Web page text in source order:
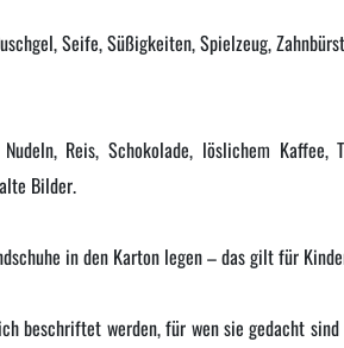
Seife, Süßigkeiten, Spielzeug,
Reis, Schokolade, löslichem
Bilder.
in den Karton legen – das gilt für
beschriftet werden, für wen sie gedacht sind